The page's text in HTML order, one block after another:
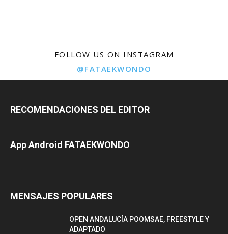
FOLLOW US ON INSTAGRAM
@FATAEKWONDO
RECOMENDACIONES DEL EDITOR
App Android FATAEKWONDO
MENSAJES POPULARES
OPEN ANDALUCÍA POOMSAE, FREESTYLE Y
ADAPTADO